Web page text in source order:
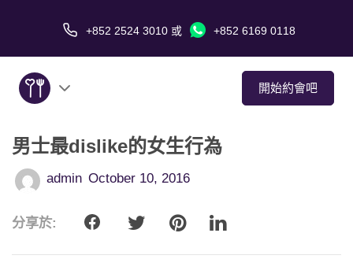
+852 2524 3010 或 +852 6169 0118
開始約會吧
關於我們
服務
愛情故事
男士最dislike的女生行為
admin October 10, 2016
分享於: